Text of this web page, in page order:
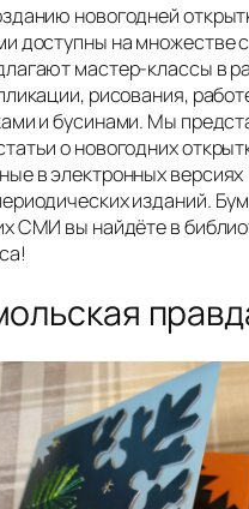
новогодней
доступны на множестве
мастер-классы в
рисования,
и бусинами. Мы
о новогодних
в электронных версиях
изданий.
СМИ вы найдёте в